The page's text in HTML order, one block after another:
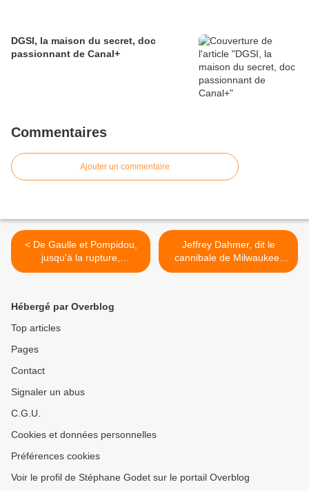
DGSI, la maison du secret, doc
passionnant de Canal+
Commentaires
Ajouter un commentaire
< De Gaulle et Pompidou,
jusqu'à la rupture,
documentaire de Catherine
Jeffrey Dahmer, dit le
cannibale de Milwaukee,
l'un des tueurs en série les
Hébergé par Overblog
Top articles
Pages
Contact
Signaler un abus
C.G.U.
Cookies et données personnelles
Préférences cookies
Voir le profil de Stéphane Godet sur le portail Overblog